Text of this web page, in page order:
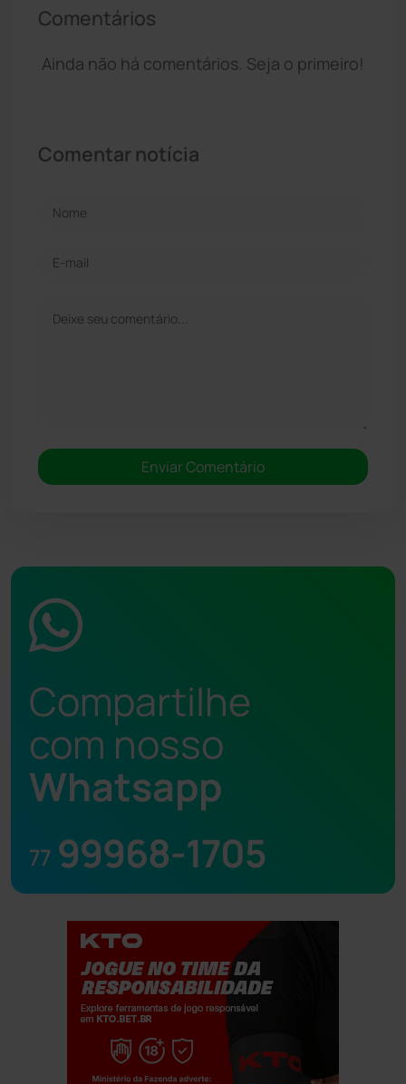
Comentários
Ainda não há comentários. Seja o primeiro!
Comentar notícia
Compartilhe
com nosso
Whatsapp
77 99968-1705